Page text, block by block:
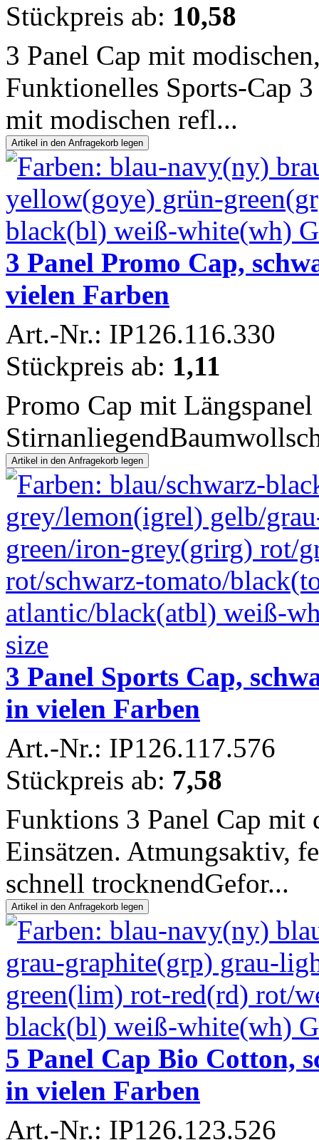
Stückpreis ab: 10,58
3 Panel Cap mit
Funktionelles Sports-Cap
mit modischen refl...
3 Panel Promo Cap,
vielen Farben
Art.-Nr.: IP126.116.330
Stückpreis ab: 1,11
Promo Cap mit
3 Panel Sports Cap,
in vielen Farben
Art.-Nr.: IP126.117.576
Stückpreis ab: 7,58
Funktions 3 Panel Cap mit
Einsätzen. Atmungsaktiv,
schnell trocknendGefor...
5 Panel Cap Bio Cotton,
in vielen Farben
Art.-Nr.: IP126.123.526